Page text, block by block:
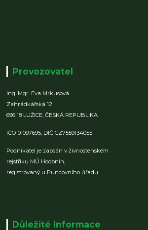
Provozovatel
Ing. Mgr. Eva Mrkusová
Zahrádkářská 12
696 18 LUŽICE,ČESKÁ REPUBLIKA
IČO 01097695, DIČ CZ7559134055
Podnikatel je zapsán v živnostenském
rejstříku MÚ Hodonín,
registrovaný u Puncovního úřadu.
Důležité Informace